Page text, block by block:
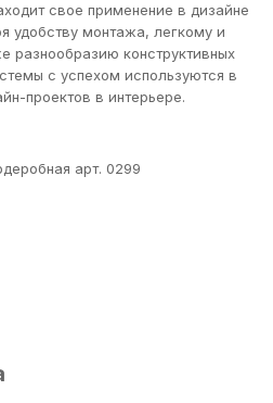
свое применение в дизайне
удобству монтажа, легкому и
разнообразию конструктивных
с успехом используются в
проектов в интерьере.
арт. 0299